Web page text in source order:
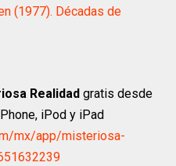
(1977). Décadas de
Realidadgratis desde
iPod y iPad
mx/app/misteriosa-